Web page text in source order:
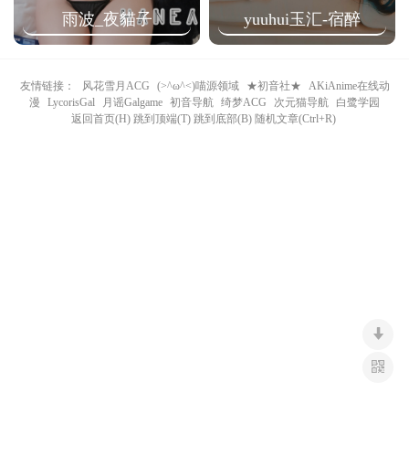
i
o
雨波_夜貓子 yuuhui玉汇-宿醉
友情链接： 风花雪月ACG (>^ω^<)喵源领域 ★初音社★
AKiAnime在线动
漫
LycorisGal 月谣Galgame 初音导航 绮梦ACG 次元猫导航
白鹭学园
返回首页(H) 跳到顶端(T) 跳到底部(B) 随机文章(Ctrl+R)